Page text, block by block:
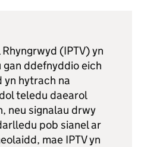
(IPTV) yn
ddefnyddio eich
hytrach na
teledu daearol
neu signalau drwy
pob sianel ar
mae IPTV yn